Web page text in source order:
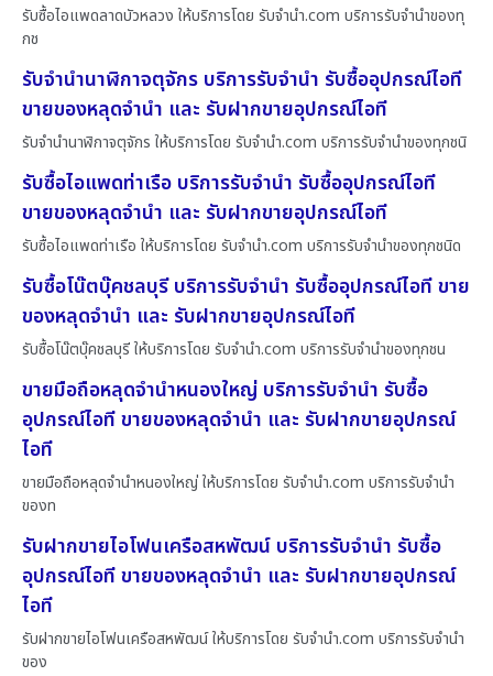
รับซื้อไอแพดลาดบัวหลวง ให้บริการโดย รับจํานํา.com บริการรับจำนำของทุ
กช
รับจำนำนาฬิกาจตุจักร บริการรับจำนำ รับซื้ออุปกรณ์ไอที
ขายของหลุดจำนำ และ รับฝากขายอุปกรณ์ไอที
รับจำนำนาฬิกาจตุจักร ให้บริการโดย รับจํานํา.com บริการรับจำนำของทุกชนิ
รับซื้อไอแพดท่าเรือ บริการรับจำนำ รับซื้ออุปกรณ์ไอที
ขายของหลุดจำนำ และ รับฝากขายอุปกรณ์ไอที
รับซื้อไอแพดท่าเรือ ให้บริการโดย รับจํานํา.com บริการรับจำนำของทุกชนิด
รับซื้อโน๊ตบุ๊คชลบุรี บริการรับจำนำ รับซื้ออุปกรณ์ไอที ขาย
ของหลุดจำนำ และ รับฝากขายอุปกรณ์ไอที
รับซื้อโน๊ตบุ๊คชลบุรี ให้บริการโดย รับจํานํา.com บริการรับจำนำของทุกชน
ขายมือถือหลุดจำนำหนองใหญ่ บริการรับจำนำ รับซื้อ
อุปกรณ์ไอที ขายของหลุดจำนำ และ รับฝากขายอุปกรณ์
ไอที
ขายมือถือหลุดจำนำหนองใหญ่ ให้บริการโดย รับจํานํา.com บริการรับจำนำ
ของท
รับฝากขายไอโฟนเครือสหพัฒน์ บริการรับจำนำ รับซื้อ
อุปกรณ์ไอที ขายของหลุดจำนำ และ รับฝากขายอุปกรณ์
ไอที
รับฝากขายไอโฟนเครือสหพัฒน์ ให้บริการโดย รับจํานํา.com บริการรับจำนำ
ของ